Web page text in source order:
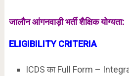
जालौन आंगनवाड़ी भर्ती शैक्षिक योग्यता:
ELIGIBILITYCRITERIA
ICDS का Full Form –